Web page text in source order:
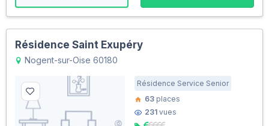
Résidence Saint Exupéry
Nogent-sur-Oise 60180
Résidence Service Senior
63 places
231 vues